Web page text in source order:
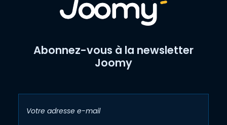
Abonnez-vous à la newsletter
Joomy